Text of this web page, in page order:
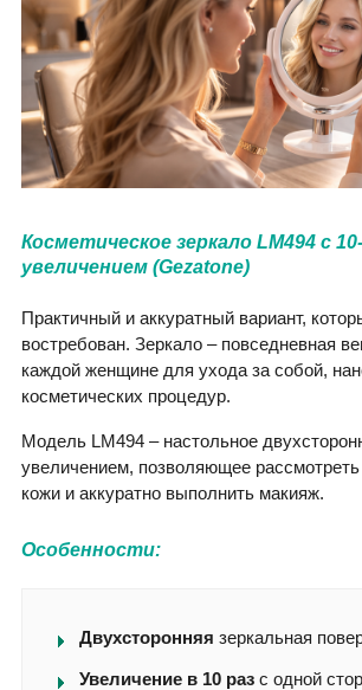
Косметическое зеркало LM494 с
увеличением (Gezatone)
Практичный и аккуратный вариант,
востребован. Зеркало – повседневная
каждой женщине для ухода за собой,
косметических процедур.
Модель LM494 – настольное
увеличением, позволяющее
кожи и аккуратно выполнить макияж.
Особенности:
Двухсторонняя зеркальная
Увеличение в 10 раз с одной